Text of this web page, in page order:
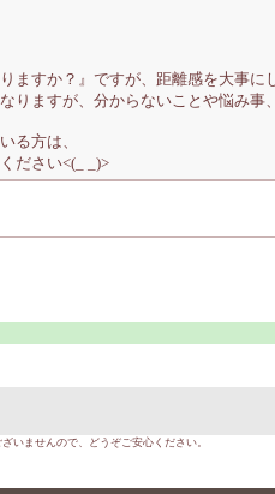
ますか？』ですが、距離感を大事に
りますが、分からないことや悩み
る方は、
ださい<(_ _)>
いませんので、どうぞご安心ください。